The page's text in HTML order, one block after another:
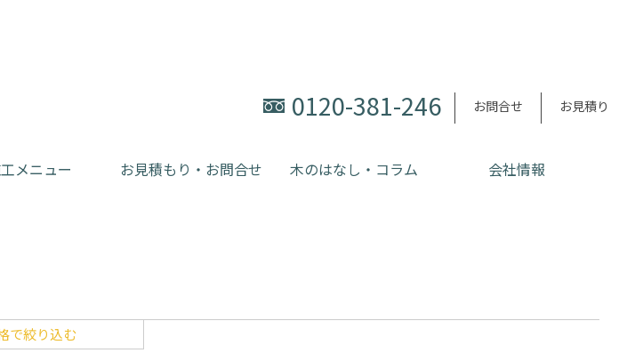
0120-381-246 お問合せ お見積り
メニュー お見積もり・お問合せ 木のはなし・コラム 会社情報
で絞り込む